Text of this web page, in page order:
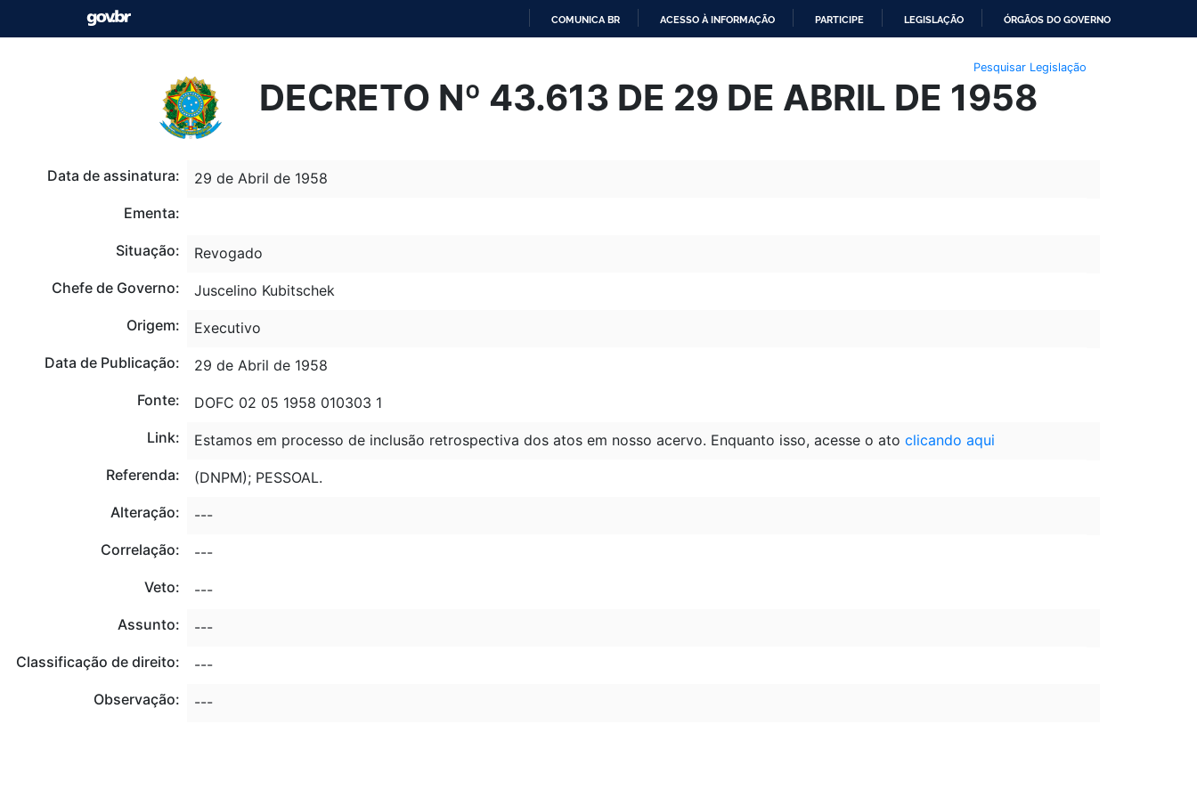
O
CONTEÚDO
COMUNICA BR ACESSO À INFORMAÇÃO PARTICIPE LEGISLAÇÃO ÓRGÃOS DO GOVERNO
Pesquisar Legislação
DECRETO Nº 43.613 DE 29 DE ABRIL DE 1958
Data de assinatura:
29 de Abril de 1958
Ementa:
Situação:
Revogado
Chefe de Governo:
Juscelino Kubitschek
Origem:
Executivo
Data de Publicação:
29 de Abril de 1958
Fonte:
DOFC 02 05 1958 010303 1
Link:
Estamos em processo de inclusão retrospectiva dos atos em nosso acervo. Enquanto isso, acesse o ato clicando aqui
Referenda:
(DNPM); PESSOAL.
Alteração:
---
Correlação:
---
Veto:
---
Assunto:
---
Classificação de direito:
---
Observação:
---